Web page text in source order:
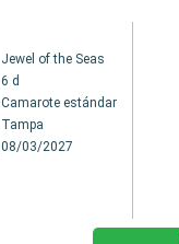
Jewel of the Seas
6 d
Camarote estándar
Tampa
08/03/2027